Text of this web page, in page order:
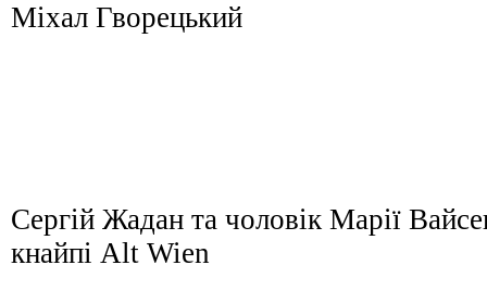
Міхал Гворецький
Сергій Жадан та чоловік Марії
кнайпі Alt Wien